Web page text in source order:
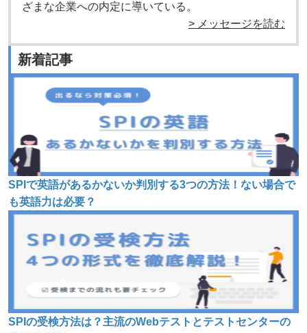
ざまな企業への内定に導いている。
> メッセージを読む
新着記事
SPIで英語があるかないか判別する3つの方法！ない場合で
も英語力は必要？
SPIの受検方法は？主流のWebテストとテストセンターの